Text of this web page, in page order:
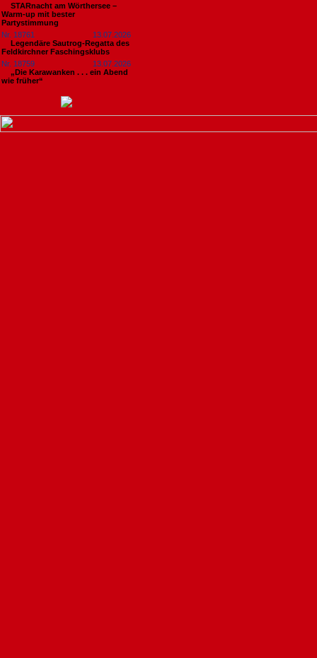
STARnacht am Wörthersee –
Warm-up mit bester
Partystimmung
Nr. 18761
13.07.2026
Legendäre Sautrog-Regatta des
Feldkirchner Faschingsklubs
Nr. 18759
13.07.2026
„Die Karawanken . . . ein Abend
wie früher“